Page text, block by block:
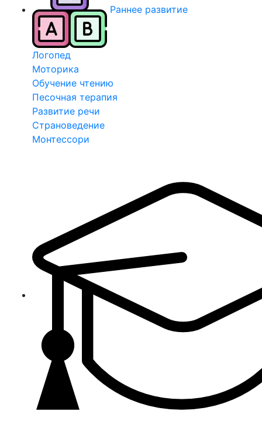
Раннее развитие
Логопед
Моторика
Обучение чтению
Песочная терапия
Развитие речи
Страноведение
Монтессори